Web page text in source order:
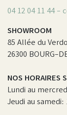
04 12 04 11 44 -
SHOWROOM
85 Allée du
26300 BOURG-
NOS HORAIRES
Lundi au
Jeudi au samedi: